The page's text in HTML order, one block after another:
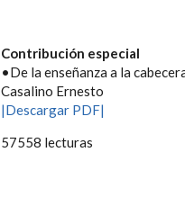
Contribución especial
•De la enseñanza a la
Casalino Ernesto
|Descargar PDF|
57558 lecturas